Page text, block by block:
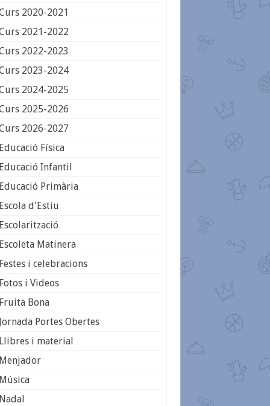
2020-2021
2021-2022
2022-2023
2023-2024
2024-2025
2025-2026
2026-2027
Física
Infantil
Primària
d'Estiu
Matinera
i celebracions
i Videos
Bona
Portes Obertes
i material